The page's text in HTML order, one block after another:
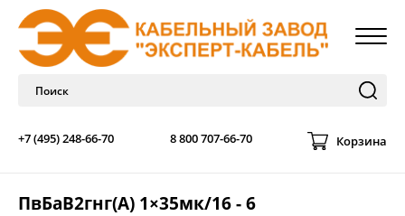
+7 (495) 248-66-70 8 800 707-66-70 Корзина
ПвБаВ2гнг(А) 1×35мк/16 - 6